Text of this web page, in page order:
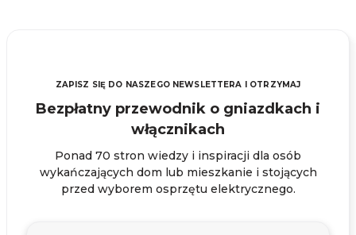
ZAPISZ SIĘ DO NASZEGO NEWSLETTERA I OTRZYMAJ
Bezpłatny przewodnik o gniazdkach i
włącznikach
Ponad 70 stron wiedzy i inspiracji dla osób
wykańczających dom lub mieszkanie i stojących
przed wyborem osprzętu elektrycznego.